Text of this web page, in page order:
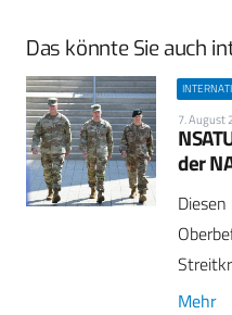
Das könnte Sie auch
7. August
der
Mehr